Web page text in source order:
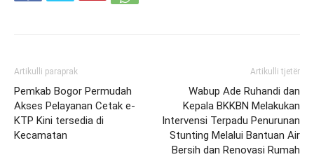
Artikulli paraprak
Pemkab Bogor Permudah
Akses Pelayanan Cetak e-
KTP Kini tersedia di
Kecamatan
Artikulli tjetër
Wabup Ade Ruhandi dan
Kepala BKKBN Melakukan
Intervensi Terpadu Penurunan
Stunting Melalui Bantuan Air
Bersih dan Renovasi Rumah